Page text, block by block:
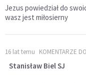
Jezus powiedział do
wasz jest miłosierny
16 lat temu KOMENTARZE
Stanisław Biel SJ